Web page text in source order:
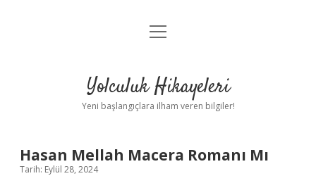
Anasayfa
Yasal Uyarı
menüyü
Yolculuk Hikayeleri
Yeni başlangıçlara ilham veren bilgiler!
Hasan Mellah Macera Romanı Mı
Tarih: Eylül 28, 2024